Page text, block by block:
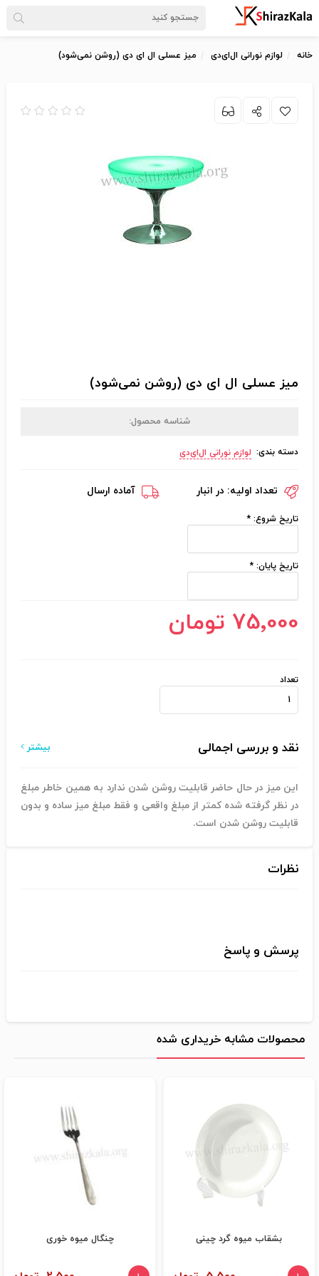
خانه لوازم نورانی ال‌ای‌دی میز عسلی ال ای دی (روشن نمی‌شود)
میز عسلی ال ای دی (روشن نمی‌شود)
شناسه محصول:
دسته بندی: لوازم نورانی ال‌ای‌دی
تعداد اولیه: در انبار آماده ارسال
تاریخ شروع: *
تاریخ پایان: *
75٬000 تومان
تعداد
نقد و بررسی اجمالی بیشتر
این میز در حال حاضر قابلیت روشن شدن ندارد به همین خاطر مبلغ
در نظر گرفته شده کمتر از مبلغ واقعی و فقط مبلغ میز ساده و بدون
قابلیت روشن شدن است.
نظرات
پرسش و پاسخ
محصولات مشابه خریداری شده
بشقاب میوه گرد چینی چنگال میوه خوری